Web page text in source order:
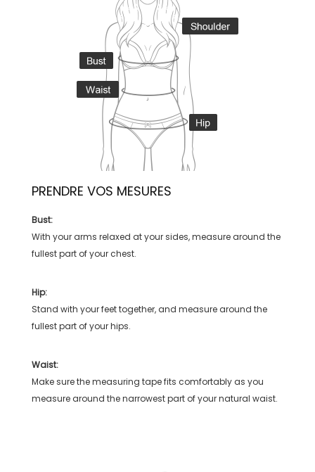
PRENDRE VOS MESURES
Bust:
With your arms relaxed at your sides, measure around the
fullest part of your chest.
Hip:
Stand with your feet together, and measure around the
fullest part of your hips.
Waist:
Make sure the measuring tape fits comfortably as you
measure around the narrowest part of your natural waist.